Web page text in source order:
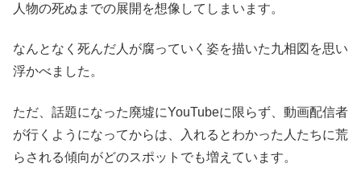
人物の死ぬまでの展開を想像してしまいます。
なんとなく死んだ人が腐っていく姿を描いた九相図を思い
浮かべました。
ただ、話題になった廃墟にYouTubeに限らず、動画配信者
が行くようになってからは、入れるとわかった人たちに荒
らされる傾向がどのスポットでも増えています。